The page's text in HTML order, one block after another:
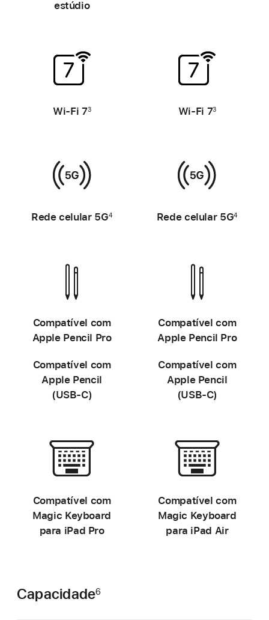
estúdio
Wi-Fi 73 Wi-Fi 73
Rede celular 5G4 Rede celular 5G4
Compatível com
Apple Pencil Pro
Compatível com
Apple Pencil Pro
Compatível com
Apple Pencil
(USB-C)
Compatível com
Apple Pencil
(USB-C)
Compatível com
Magic Keyboard
para iPad Pro
Compatível com
Magic Keyboard
para iPad Air
Capacidade6